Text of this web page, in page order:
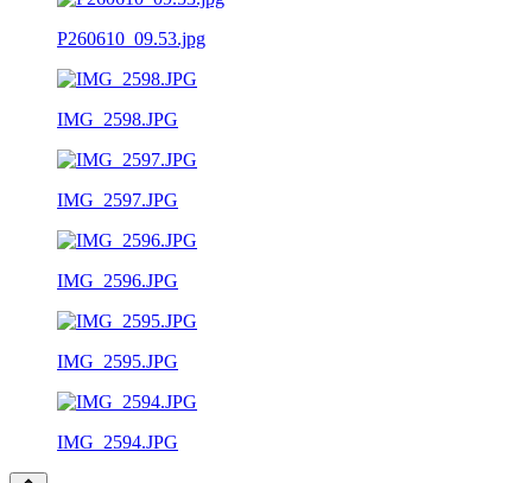
P260610_09.53.jpg
IMG_2598.JPG
IMG_2597.JPG
IMG_2596.JPG
IMG_2595.JPG
IMG_2594.JPG